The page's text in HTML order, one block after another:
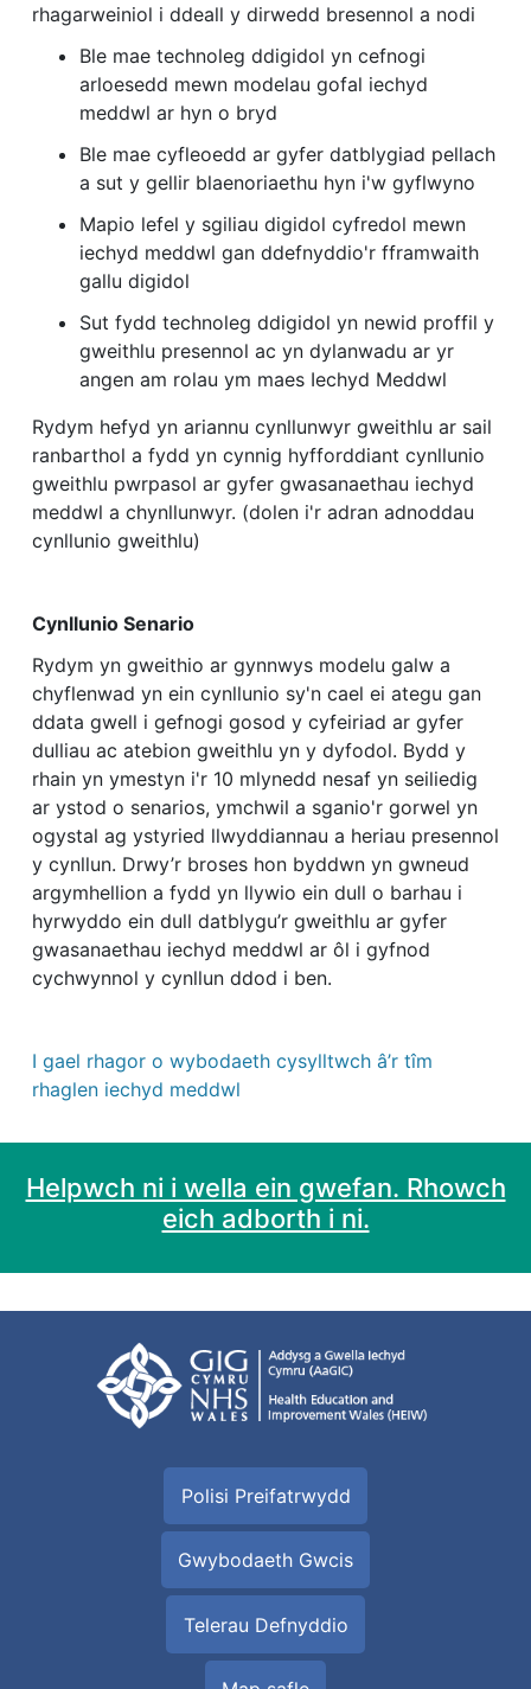
rhagarweiniol i ddeall y dirwedd bresennol a nodi
Ble mae technoleg ddigidol yn cefnogi
arloesedd mewn modelau gofal iechyd
meddwl ar hyn o bryd
Ble mae cyfleoedd ar gyfer datblygiad pellach
a sut y gellir blaenoriaethu hyn i'w gyflwyno
Mapio lefel y sgiliau digidol cyfredol mewn
iechyd meddwl gan ddefnyddio'r fframwaith
gallu digidol
Sut fydd technoleg ddigidol yn newid proffil y
gweithlu presennol ac yn dylanwadu ar yr
angen am rolau ym maes Iechyd Meddwl
Rydym hefyd yn ariannu cynllunwyr gweithlu ar sail
ranbarthol a fydd yn cynnig hyfforddiant cynllunio
gweithlu pwrpasol ar gyfer gwasanaethau iechyd
meddwl a chynllunwyr. (dolen i'r adran adnoddau
cynllunio gweithlu)
Cynllunio Senario
Rydym yn gweithio ar gynnwys modelu galw a
chyflenwad yn ein cynllunio sy'n cael ei ategu gan
ddata gwell i gefnogi gosod y cyfeiriad ar gyfer
dulliau ac atebion gweithlu yn y dyfodol. Bydd y
rhain yn ymestyn i'r 10 mlynedd nesaf yn seiliedig
ar ystod o senarios, ymchwil a sganio'r gorwel yn
ogystal ag ystyried llwyddiannau a heriau presennol
y cynllun. Drwy’r broses hon byddwn yn gwneud
argymhellion a fydd yn llywio ein dull o barhau i
hyrwyddo ein dull datblygu’r gweithlu ar gyfer
gwasanaethau iechyd meddwl ar ôl i gyfnod
cychwynnol y cynllun ddod i ben.
I gael rhagor o wybodaeth cysylltwch â’r tîm
rhaglen iechyd meddwl
Helpwch ni i wella ein gwefan. Rhowch
eich adborth i ni.
Polisi Preifatrwydd
Gwybodaeth Gwcis
Telerau Defnyddio